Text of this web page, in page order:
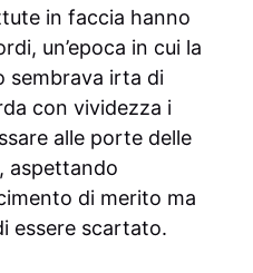
in faccia hanno
un’epoca in cui la
sembrava irta di
con vividezza i
alle porte delle
aspettando
di merito ma
essere scartato.